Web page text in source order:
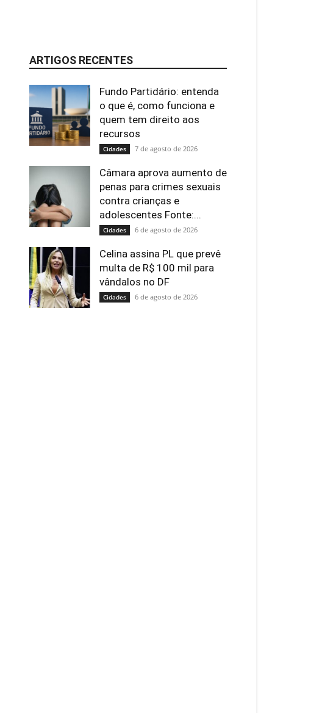
ARTIGOS RECENTES
Fundo Partidário: entenda
o que é, como funciona e
quem tem direito aos
recursos
Cidades 7 de agosto de 2026
Câmara aprova aumento de
penas para crimes sexuais
contra crianças e
adolescentes Fonte:...
Cidades 6 de agosto de 2026
Celina assina PL que prevê
multa de R$ 100 mil para
vândalos no DF
Cidades 6 de agosto de 2026